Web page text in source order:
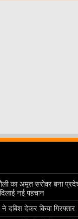
का अमृत सरोवर बना
नई पहचान
ने दबिश देकर किया गिरफ्तार